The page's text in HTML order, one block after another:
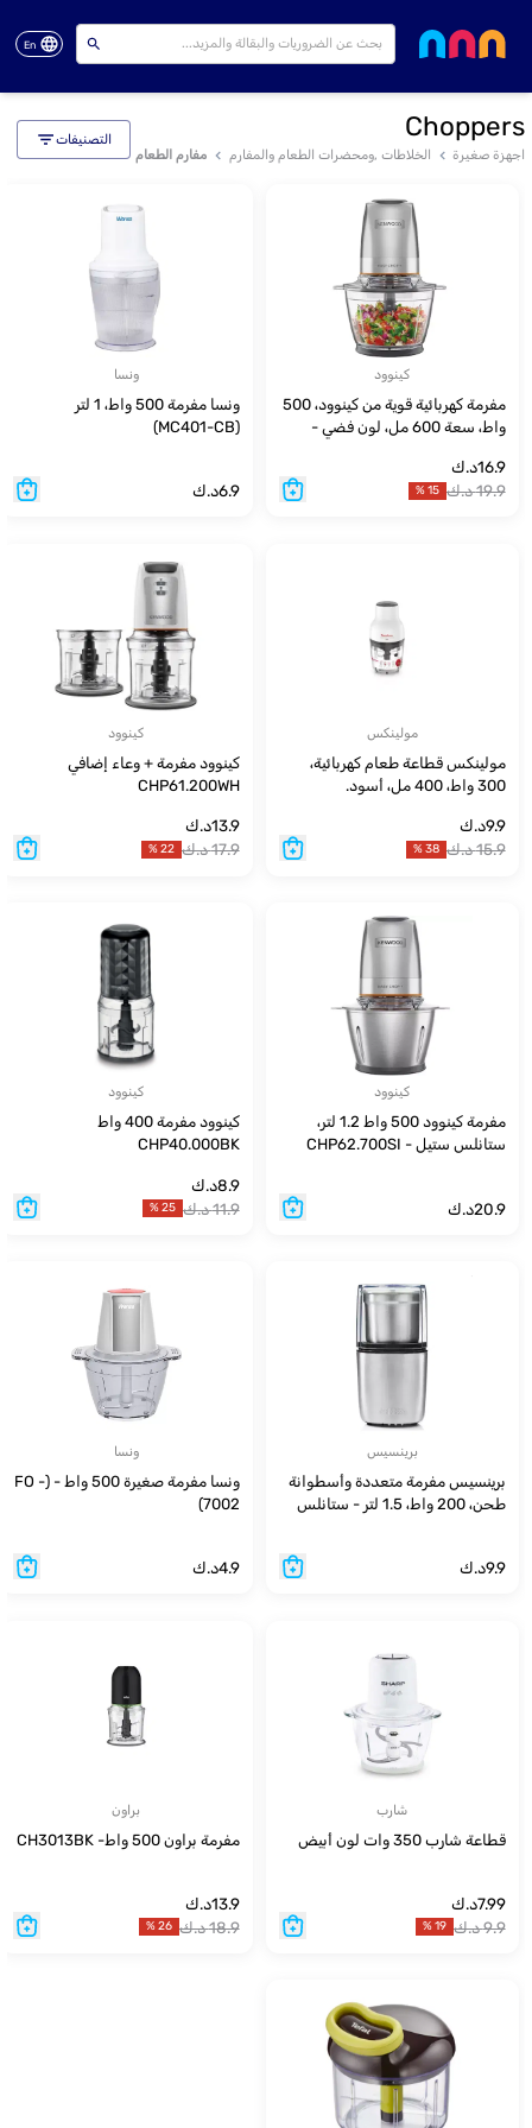
En
Choppers
اجهزة صغيرة الخلاطات ,ومحضرات الطعام والمفارم مفارم الطعام
كينوود
مفرمة كهربائية قوية من كينوود، 500
واط، سعة 600 مل، لون فضي -
16.9د.ك
19.9د.ك 15
%
ونسا
ونسا مفرمة 500 واط، 1 لتر
(MC401-CB)
6.9د.ك
مولينكس
مولينكس قطاعة طعام كهربائية،
300 واط، 400 مل، أسود.
9.9د.ك
15.9د.ك 38
%
كينوود
كينوود مفرمة + وعاء إضافي
CHP61.200WH
13.9د.ك
17.9د.ك 22
%
كينوود
مفرمة كينوود 500 واط 1.2 لتر،
ستانلس ستيل - CHP62.700SI
20.9د.ك
كينوود
كينوود مفرمة 400 واط
CHP40.000BK
8.9د.ك
11.9د.ك 25
%
برينسيس
برينسيس مفرمة متعددة وأسطوانة
طحن، 200 واط، 1.5 لتر - ستانلس
9.9د.ك
ونسا
ونسا مفرمة صغيرة 500 واط - (FO -
7002)
4.9د.ك
شارب
قطاعة شارب 350 وات لون أبيض
7.99د.ك
9.9د.ك 19
%
براون
مفرمة براون 500 واط- CH3013BK
13.9د.ك
18.9د.ك 26
%
التصنيفات